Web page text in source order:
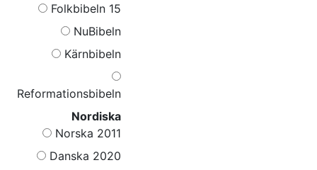
Folkbibeln 15
NuBibeln
Kärnbibeln
Reformationsbibeln
Nordiska
Norska 2011
Danska 2020